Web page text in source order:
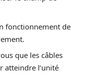
fonctionnement de
que les câbles
atteindre l’unité